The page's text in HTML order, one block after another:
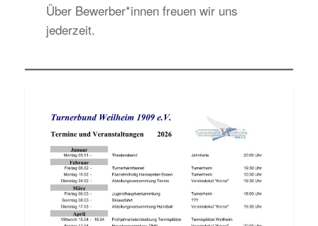
Über Bewerber*innen freuen wir uns
jederzeit.